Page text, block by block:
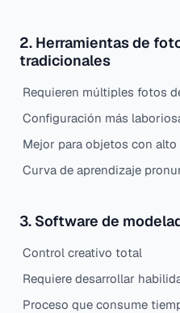
2. Herramientas de
tradicionales
Requieren múltiples fotos
Configuración más
Mejor para objetos con
Curva de aprendizaje
3. Software de
Control creativo total
Requiere desarrollar
Proceso que consume